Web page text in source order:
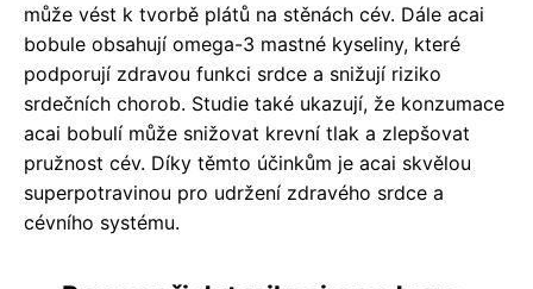
může vést k tvorbě plátů na stěnách cév. Dále acai
bobule obsahují omega-3 mastné kyseliny, které
podporují zdravou funkci srdce a snižují riziko
srdečních chorob. Studie také ukazují, že konzumace
acai bobulí může snižovat krevní tlak a zlepšovat
pružnost cév. Díky těmto účinkům je acai skvělou
superpotravinou pro udržení zdravého srdce a
cévního systému.